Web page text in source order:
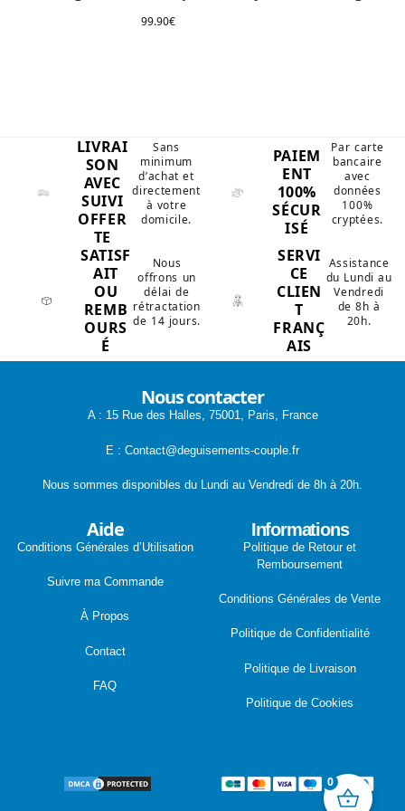
99.90€
LIVRAI
SON
AVEC
SUIVI
OFFER
TE
Sans
minimum
d’achat et
directement
à votre
domicile.
PAIEM
ENT
100%
SÉCUR
ISÉ
Par carte
bancaire
avec
données
100%
cryptées.
SATISF
AIT
OU
REMB
OURS
É
Nous
offrons un
délai de
rétractation
de 14 jours.
SERVI
CE
CLIEN
T
FRANÇ
AIS
Assistance
du Lundi au
Vendredi
de 8h à
20h.
Nous contacter
A : 15 Rue des Halles, 75001, Paris, France
E : Contact@deguisements-couple.fr
Nous sommes disponibles du Lundi au Vendredi de 8h à 20h.
Aide
Conditions Générales d’Utilisation
Suivre ma Commande
À Propos
Contact
FAQ
Informations
Politique de Retour et
Remboursement
Conditions Générales de Vente
Politique de Confidentialité
Politique de Livraison
Politique de Cookies
0